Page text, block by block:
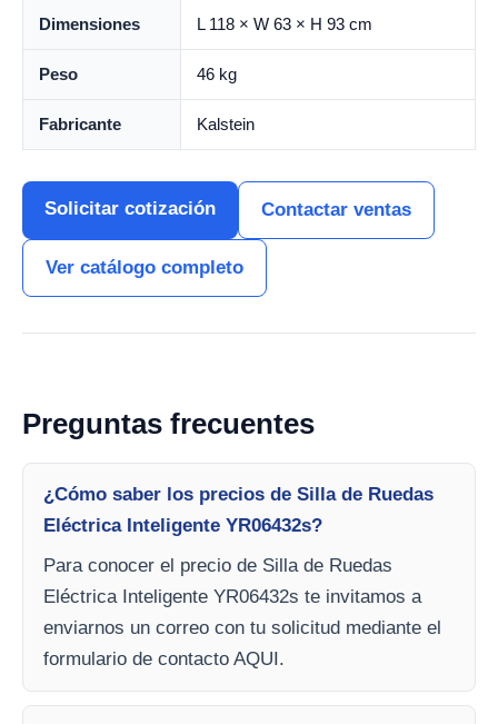
Dimensiones L 118 × W 63 × H 93 cm
Peso 46 kg
Fabricante Kalstein
Solicitar cotización Contactar ventas
Ver catálogo completo
Preguntas frecuentes
¿Cómo saber los precios de Silla de Ruedas
Eléctrica Inteligente YR06432s?
Para conocer el precio de Silla de Ruedas
Eléctrica Inteligente YR06432s te invitamos a
enviarnos un correo con tu solicitud mediante el
formulario de contacto AQUI.